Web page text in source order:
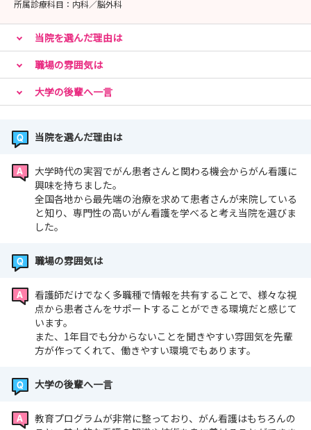
所属診療科目： 内科／脳外科
当院を選んだ理由は
職場の雰囲気は
大学の後輩へ一言
当院を選んだ理由は
大学時代の実習でがん患者さんと関わる機会からがん看護に
興味を持ちました。
全国各地から最先端の治療を求めて患者さんが来院している
と知り、専門性の高いがん看護を学べると考え当院を選びま
した。
職場の雰囲気は
看護師だけでなく多職種で情報を共有することで、様々な視
点から患者さんをサポートすることができる環境だと感じて
います。
また、1年目でも分からないことを聞きやすい雰囲気を先輩
方が作ってくれて、働きやすい環境でもあります。
大学の後輩へ一言
教育プログラムが非常に整っており、がん看護はもちろんの